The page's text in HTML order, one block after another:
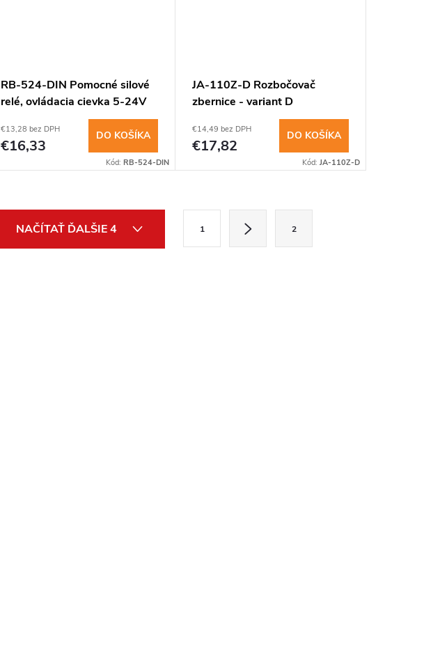
RB-524-DIN Pomocné silové
relé, ovládacia cievka 5-24V
€13,28 bez DPH
€16,33
DO KOŠÍKA
Kód: RB-524-DIN
JA-110Z-D Rozbočovač
zbernice - variant D
€14,49 bez DPH
€17,82
DO KOŠÍKA
Kód: JA-110Z-D
NAČÍTAŤ ĎALŠIE 4 1 2